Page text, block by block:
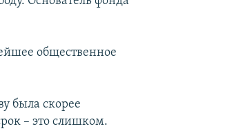
общественное
была скорее
– это слишком.